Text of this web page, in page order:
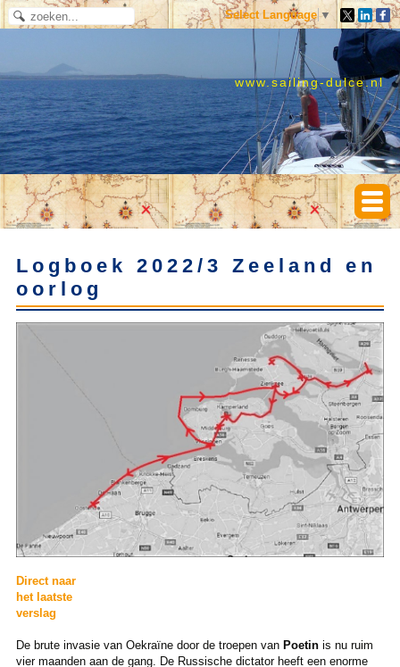
Select Language ▼
www.sailing-dulce.nl
Logboek 2022/3 Zeeland en
oorlog
Direct naar
het laatste
verslag
De brute invasie van Oekraïne door de troepen van Poetinis nu ruim
vier maanden aan de gang. De Russische dictator heeft een enorme